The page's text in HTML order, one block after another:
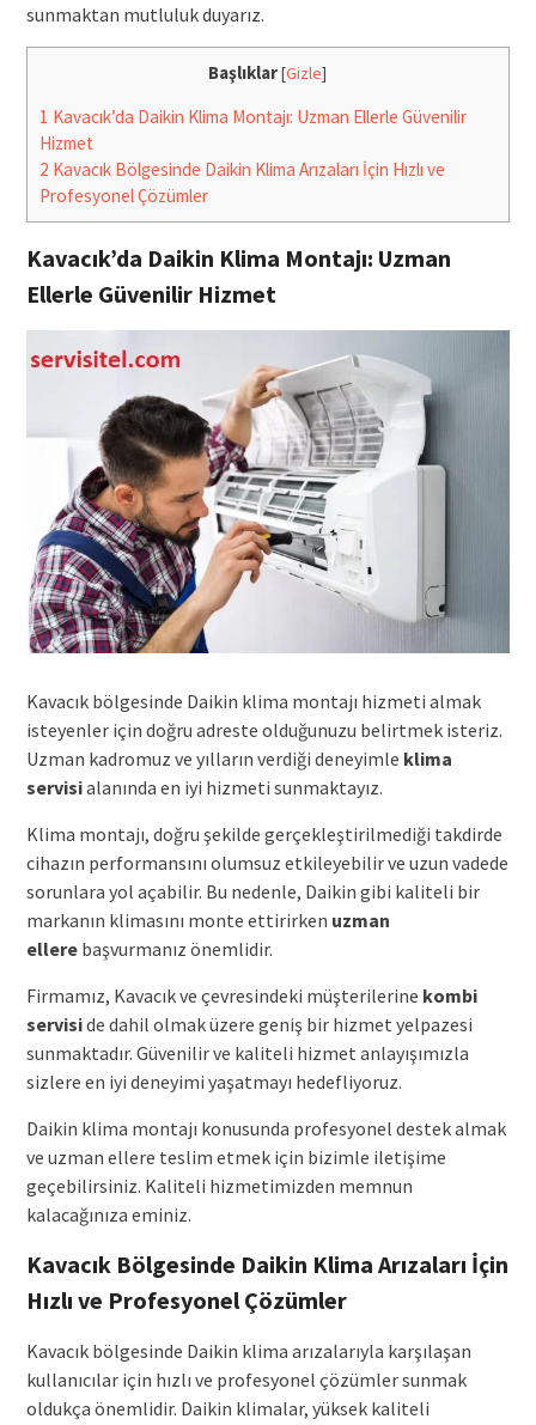
sunmaktan mutluluk duyarız.
Başlıklar[Gizle]
1 Kavacık’da Daikin Klima Montajı: Uzman Ellerle Güvenilir
Hizmet
2 Kavacık Bölgesinde Daikin Klima Arızaları İçin Hızlı ve
Profesyonel Çözümler
Kavacık’da Daikin Klima Montajı: Uzman
Ellerle Güvenilir Hizmet
Kavacık bölgesinde Daikin klima montajı hizmeti almak
isteyenler için doğru adreste olduğunuzu belirtmek isteriz.
Uzman kadromuz ve yılların verdiği deneyimle klima
servisialanında en iyi hizmeti sunmaktayız.
Klima montajı, doğru şekilde gerçekleştirilmediği takdirde
cihazın performansını olumsuz etkileyebilir ve uzun vadede
sorunlara yol açabilir. Bu nedenle, Daikin gibi kaliteli bir
markanın klimasını monte ettirirken uzman
ellerebaşvurmanız önemlidir.
Firmamız, Kavacık ve çevresindeki müşterilerine kombi
serviside dahil olmak üzere geniş bir hizmet yelpazesi
sunmaktadır. Güvenilir ve kaliteli hizmet anlayışımızla
sizlere en iyi deneyimi yaşatmayı hedefliyoruz.
Daikin klima montajı konusunda profesyonel destek almak
ve uzman ellere teslim etmek için bizimle iletişime
geçebilirsiniz. Kaliteli hizmetimizden memnun
kalacağınıza eminiz.
Kavacık Bölgesinde Daikin Klima Arızaları İçin
Hızlı ve Profesyonel Çözümler
Kavacık bölgesinde Daikin klima arızalarıyla karşılaşan
kullanıcılar için hızlı ve profesyonel çözümler sunmak
oldukça önemlidir. Daikin klimalar, yüksek kaliteli